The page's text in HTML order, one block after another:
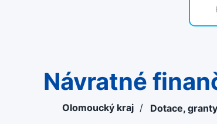
Návratné
Olomoucký kraj / Dotace,